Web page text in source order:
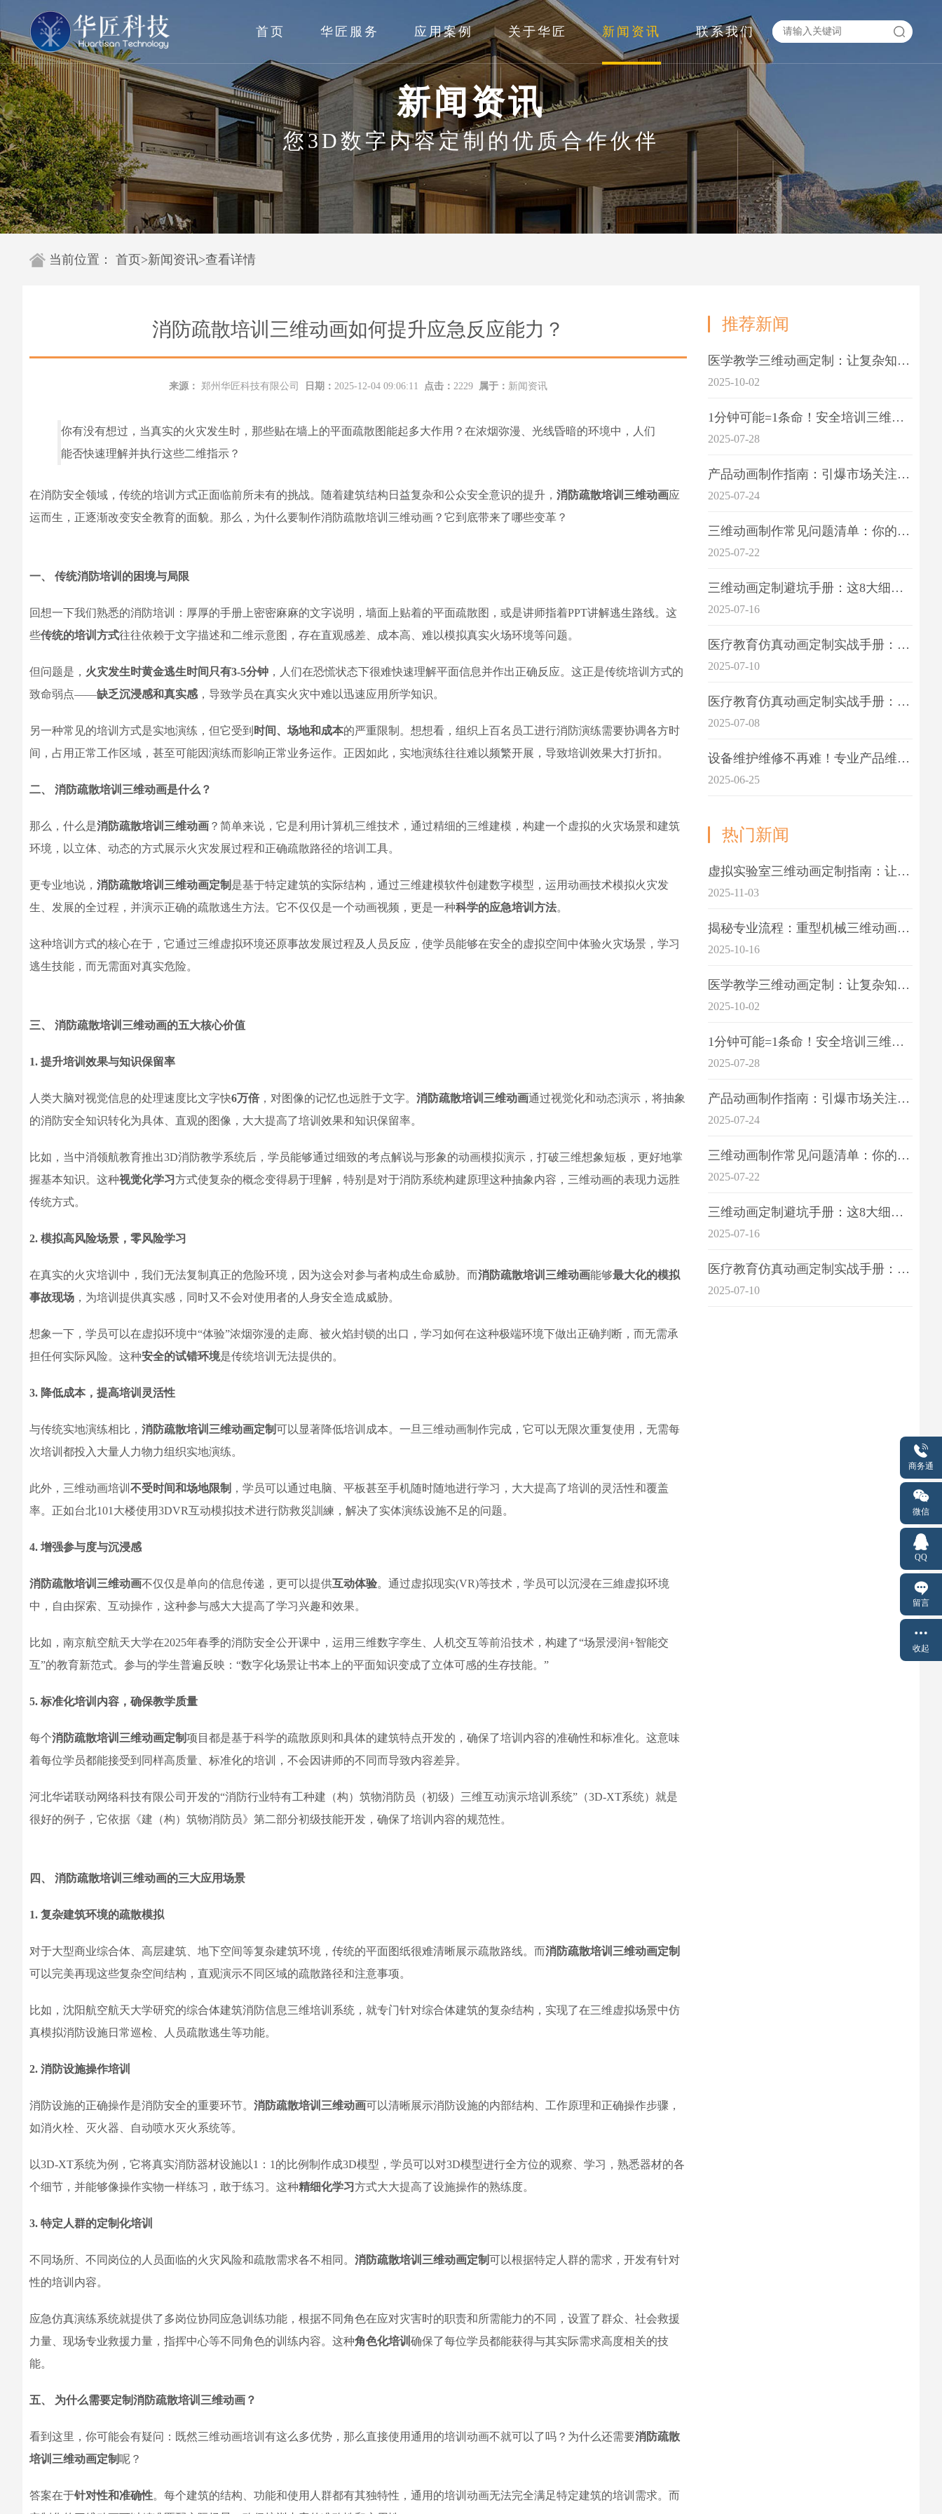
首页 华匠服务 应用案例 关于华匠 新闻资讯 联系我们
新闻资讯
您3D数字内容定制的优质合作伙伴
当前位置： 首页>新闻资讯>查看详情
消防疏散培训三维动画如何提升应急反应能力？
来源： 郑州华匠科技有限公司 日期： 2025-12-04 09:06:11 点击： 2229 属于： 新闻资讯
你有没有想过，当真实的火灾发生时，那些贴在墙上的平面疏散图能起多大作用？在浓烟弥漫、光线昏暗的环境中，人们
能否快速理解并执行这些二维指示？
在消防安全领域，传统的培训方式正面临前所未有的挑战。随着建筑结构日益复杂和公众安全意识的提升， 消防疏散培训三维动画应
运而生，正逐渐改变安全教育的面貌。那么，为什么要制作消防疏散培训三维动画？它到底带来了哪些变革？
一、 传统消防培训的困境与局限
回想一下我们熟悉的消防培训：厚厚的手册上密密麻麻的文字说明，墙面上贴着的平面疏散图，或是讲师指着PPT讲解逃生路线。这
些传统的培训方式往往依赖于文字描述和二维示意图，存在直观感差、成本高、难以模拟真实火场环境等问题。
但问题是， 火灾发生时黄金逃生时间只有3-5分钟 ，人们在恐慌状态下很难快速理解平面信息并作出正确反应。这正是传统培训方式的
致命弱点——缺乏沉浸感和真实感 ，导致学员在真实火灾中难以迅速应用所学知识。
另一种常见的培训方式是实地演练，但它受到 时间、场地和成本的严重限制。想想看，组织上百名员工进行消防演练需要协调各方时
间，占用正常工作区域，甚至可能因演练而影响正常业务运作。正因如此，实地演练往往难以频繁开展，导致培训效果大打折扣。
二、 消防疏散培训三维动画是什么？
那么，什么是消防疏散培训三维动画 ？简单来说，它是利用计算机三维技术，通过精细的三维建模，构建一个虚拟的火灾场景和建筑
环境，以立体、动态的方式展示火灾发展过程和正确疏散路径的培训工具。
更专业地说， 消防疏散培训三维动画定制 是基于特定建筑的实际结构，通过三维建模软件创建数字模型，运用动画技术模拟火灾发
生、发展的全过程，并演示正确的疏散逃生方法。它不仅仅是一个动画视频，更是一种科学的应急培训方法。
这种培训方式的核心在于，它通过三维虚拟环境还原事故发展过程及人员反应，使学员能够在安全的虚拟空间中体验火灾场景，学习
逃生技能，而无需面对真实危险。
三、 消防疏散培训三维动画的五大核心价值
1. 提升培训效果与知识保留率
人类大脑对视觉信息的处理速度比文字快6万倍 ，对图像的记忆也远胜于文字。 消防疏散培训三维动画通过视觉化和动态演示，将抽象
的消防安全知识转化为具体、直观的图像，大大提高了培训效果和知识保留率。
比如，当中消领航教育推出3D消防教学系统后，学员能够通过细致的考点解说与形象的动画模拟演示，打破三维想象短板，更好地掌
握基本知识。这种视觉化学习方式使复杂的概念变得易于理解，特别是对于消防系统构建原理这种抽象内容，三维动画的表现力远胜
传统方式。
2. 模拟高风险场景，零风险学习
在真实的火灾培训中，我们无法复制真正的危险环境，因为这会对参与者构成生命威胁。而消防疏散培训三维动画能够最大化的模拟
事故现场 ，为培训提供真实感，同时又不会对使用者的人身安全造成威胁。
想象一下，学员可以在虚拟环境中“体验”浓烟弥漫的走廊、被火焰封锁的出口，学习如何在这种极端环境下做出正确判断，而无需承
担任何实际风险。这种安全的试错环境是传统培训无法提供的。
3. 降低成本，提高培训灵活性
与传统实地演练相比， 消防疏散培训三维动画定制可以显著降低培训成本。一旦三维动画制作完成，它可以无限次重复使用，无需每
次培训都投入大量人力物力组织实地演练。
此外，三维动画培训 不受时间和场地限制 ，学员可以通过电脑、平板甚至手机随时随地进行学习，大大提高了培训的灵活性和覆盖
率。正如台北101大楼使用3DVR互动模拟技术进行防救災訓練，解决了实体演练设施不足的问题。
4. 增强参与度与沉浸感
消防疏散培训三维动画不仅仅是单向的信息传递，更可以提供互动体验。通过虚拟现实(VR)等技术，学员可以沉浸在三維虚拟环境
中，自由探索、互动操作，这种参与感大大提高了学习兴趣和效果。
比如，南京航空航天大学在2025年春季的消防安全公开课中，运用三维数字孪生、人机交互等前沿技术，构建了“场景浸润+智能交
互”的教育新范式。参与的学生普遍反映：“数字化场景让书本上的平面知识变成了立体可感的生存技能。”
5. 标准化培训内容，确保教学质量
每个消防疏散培训三维动画定制项目都是基于科学的疏散原则和具体的建筑特点开发的，确保了培训内容的准确性和标准化。这意味
着每位学员都能接受到同样高质量、标准化的培训，不会因讲师的不同而导致内容差异。
河北华诺联动网络科技有限公司开发的“消防行业特有工种建（构）筑物消防员（初级）三维互动演示培训系统”（3D-XT系统）就是
很好的例子，它依据《建（构）筑物消防员》第二部分初级技能开发，确保了培训内容的规范性。
四、 消防疏散培训三维动画的三大应用场景
1. 复杂建筑环境的疏散模拟
对于大型商业综合体、高层建筑、地下空间等复杂建筑环境，传统的平面图纸很难清晰展示疏散路线。而消防疏散培训三维动画定制
可以完美再现这些复杂空间结构，直观演示不同区域的疏散路径和注意事项。
比如，沈阳航空航天大学研究的综合体建筑消防信息三维培训系统，就专门针对综合体建筑的复杂结构，实现了在三维虚拟场景中仿
真模拟消防设施日常巡检、人员疏散逃生等功能。
2. 消防设施操作培训
消防设施的正确操作是消防安全的重要环节。 消防疏散培训三维动画可以清晰展示消防设施的内部结构、工作原理和正确操作步骤，
如消火栓、灭火器、自动喷水灭火系统等。
以3D-XT系统为例，它将真实消防器材设施以1：1的比例制作成3D模型，学员可以对3D模型进行全方位的观察、学习，熟悉器材的各
个细节，并能够像操作实物一样练习，敢于练习。这种精细化学习方式大大提高了设施操作的熟练度。
3. 特定人群的定制化培训
不同场所、不同岗位的人员面临的火灾风险和疏散需求各不相同。 消防疏散培训三维动画定制可以根据特定人群的需求，开发有针对
性的培训内容。
应急仿真演练系统就提供了多岗位协同应急训练功能，根据不同角色在应对灾害时的职责和所需能力的不同，设置了群众、社会救援
力量、现场专业救援力量，指挥中心等不同角色的训练内容。这种角色化培训 确保了每位学员都能获得与其实际需求高度相关的技
能。
五、 为什么需要定制消防疏散培训三维动画？
看到这里，你可能会有疑问：既然三维动画培训有这么多优势，那么直接使用通用的培训动画不就可以了吗？为什么还需要消防疏散
培训三维动画定制 呢？
答案在于针对性和准确性。每个建筑的结构、功能和使用人群都有其独特性，通用的培训动画无法完全满足特定建筑的培训需求。而
推荐新闻
医学教学三维动画定制：让复杂知识一目了
2025-10-02
1分钟可能=1条命！安全培训三维动画制作成本效益深度拆解
2025-07-28
产品动画制作指南：引爆市场关注的视觉引擎
2025-07-24
三维动画制作常见问题清单：你的项目是否踩中这6大技术雷区？
2025-07-22
三维动画定制避坑手册：这8大细节重点关注
2025-07-16
医疗教育仿真动画定制实战手册：击破传统医学教育7大痛点
2025-07-10
医疗教育仿真动画定制实战手册：解决传统教学的7大痛点
2025-07-08
设备维护维修不再难！专业产品维护三维动画演示定制指南
2025-06-25
热门新闻
虚拟实验室三维动画定制指南：让科学教学更生动
2025-11-03
揭秘专业流程：重型机械三维动画制作的5大关键步骤
2025-10-16
医学教学三维动画定制：让复杂知识一目了
2025-10-02
1分钟可能=1条命！安全培训三维动画制作成本效益深度拆解
2025-07-28
产品动画制作指南：引爆市场关注的视觉引擎
2025-07-24
三维动画制作常见问题清单：你的项目是否踩中这6大技术雷区？
2025-07-22
三维动画定制避坑手册：这8大细节重点关注
2025-07-16
医疗教育仿真动画定制实战手册：击破传统医学教育7大痛点
2025-07-10
商务通
微信
QQ
留言
收起